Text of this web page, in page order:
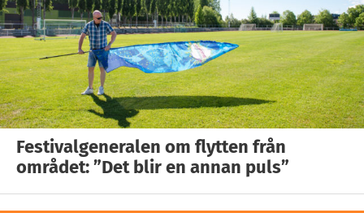
Festivalgeneralen om flytten från
området: ”Det blir en annan puls”